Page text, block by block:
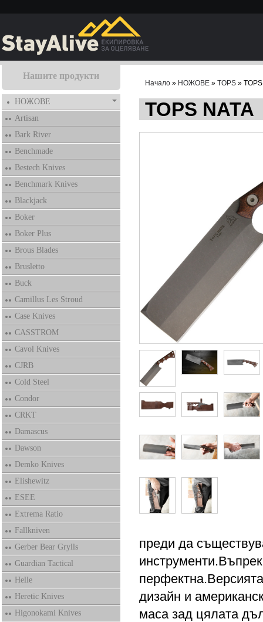
Нашите продукти
НОЖОВЕ
Artisan
Bark River
Benchmade
Bestech Knives
Benchmark Knives
Blackjack
Boker
Boker Plus
Brous Blades
Brusletto
Buck
Camillus Les Stroud
Case Knives
CASSTROM
Cavol Knives
CJRB
Cold Steel
Condor
CRKT
Damascus
Dawson
Demko Knives
Elishewitz
ESEE
Extrema Ratio
Fallkniven
Gerber Bear Grylls
Guardian Tactical
Helle
Heretic Knives
Higonokami Knives
Начало» НОЖОВЕ» TOPS» TOPS
TOPS NATA
преди да
дизайн и
маса зад цялата